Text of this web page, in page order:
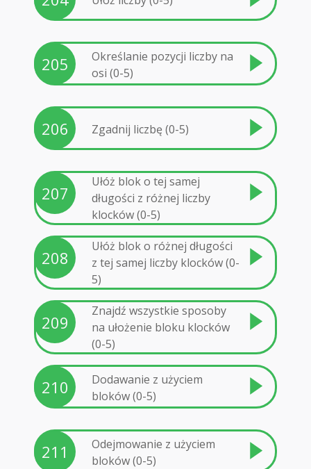
205
Określanie pozycji liczby na
osi (0-5)
206 Zgadnij liczbę (0-5)
207
Ułóż blok o tej samej
długości z różnej liczby
klocków (0-5)
208
Ułóż blok o różnej długości
z tej samej liczby klocków (0-
5)
209
Znajdź wszystkie sposoby
na ułożenie bloku klocków
(0-5)
210
Dodawanie z użyciem
bloków (0-5)
211
Odejmowanie z użyciem
bloków (0-5)